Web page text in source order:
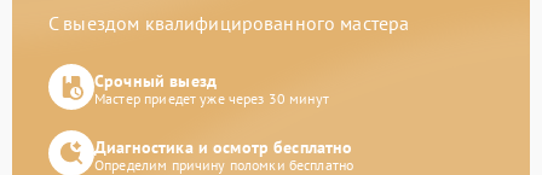
С выездом квалифицированного мастера
Срочный выезд
Мастер приедет уже через 30 минут
Диагностика и осмотр бесплатно
Определим причину поломки бесплатно